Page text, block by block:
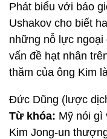
Phát biểu với báo
Ushakov cho biết
những nỗ lực ngoại
vấn đề hạt nhân
thăm của ông Kim
Đức Dũng (lược
Từ khóa: Mỹ nói gì
Kim Jong-un